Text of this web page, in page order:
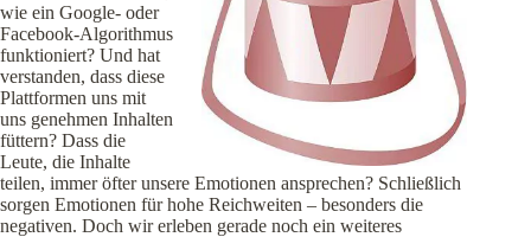
wie ein Google- oder
Facebook-Algorithmus
funktioniert? Und hat
verstanden, dass diese
Plattformen uns mit
uns genehmen Inhalten
füttern? Dass die
Leute, die Inhalte
teilen, immer öfter unsere Emotionen ansprechen? Schließlich
sorgen Emotionen für hohe Reichweiten – besonders die
negativen. Doch wir erleben gerade noch ein weiteres